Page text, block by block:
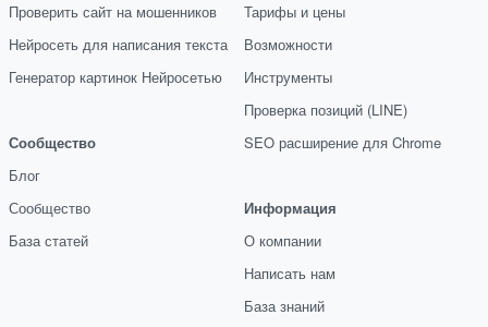
Проверить сайт на мошенников
Нейросеть для написания текста
Генератор картинок Нейросетью
Сообщество
Блог
Сообщество
База статей
Тарифы и цены
Возможности
Инструменты
Проверка позиций (LINE)
SEO расширение для Chrome
Информация
О компании
Написать нам
База знаний